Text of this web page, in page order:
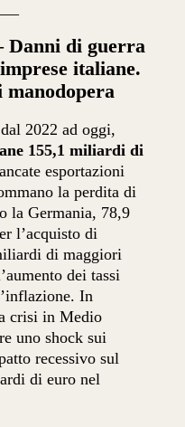
Danni di guerra
italiane.
manodopera
2022 ad oggi,
155,1 miliardi di
esportazioni
la perdita di
la Germania, 78,9
l’acquisto di
di maggiori
dei tassi
In
crisi in Medio
uno shock sui
recessivo sul
di euro nel